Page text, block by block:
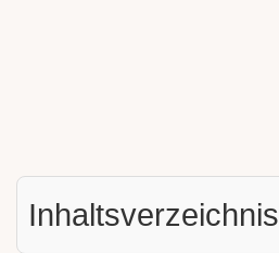
Inhaltsverzeichnis